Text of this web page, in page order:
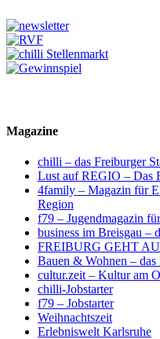
Magazine
chilli – das Freiburger
Lust auf REGIO – Das
4family – Magazin für
Region
f79 – Jugendmagazin
business im Breisgau –
FREIBURG GEHT
Bauen & Wohnen –
cultur.zeit – Kultur am
chilli-Jobstarter
f79 – Jobstarter
Weihnachtszeit
Erlebniswelt Karlsruhe